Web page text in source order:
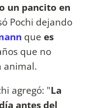
un pancito en
Pochi dejando
que es
que no
animal.
agregó: "La
antes del